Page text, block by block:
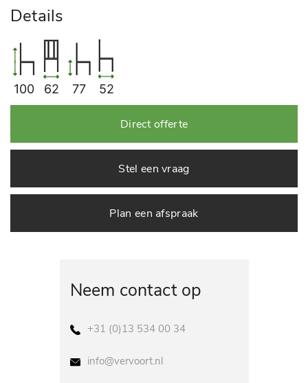
Details
100 62 77 52
Direct offerte
Stel een vraag
Plan een afspraak
Neem contact op
+31 (0)13 534 00 34
info@vervoort.nl